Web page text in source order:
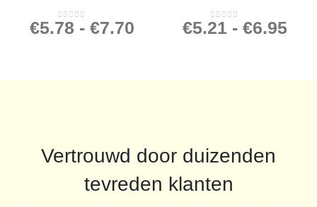
0out of 5
€5.78 - €7.70 0out of 5
€5.21 - €6.95
Vertrouwd door duizenden
tevreden klanten